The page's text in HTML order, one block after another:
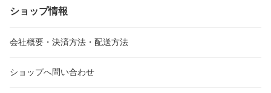
ショップ情報
会社概要・決済方法・配送方法
ショップへ問い合わせ